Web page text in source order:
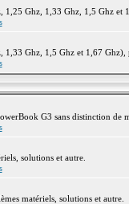
Ghz, 1,33 Ghz, 1,5 Ghz et
Ghz, 1,5 Ghz et 1,67 Ghz),
G3 sans distinction de
solutions et autre.
matériels, solutions et autre.